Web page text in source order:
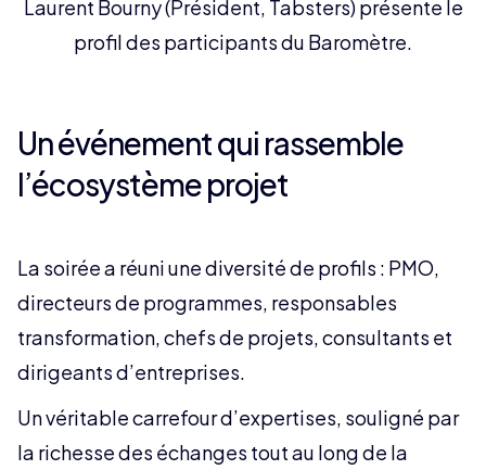
Laurent Bourny (Président, Tabsters) présente le
profil des participants du Baromètre.
Un événement qui rassemble
l’écosystème projet
La soirée a réuni une diversité de profils : PMO,
directeurs de programmes, responsables
transformation, chefs de projets, consultants et
dirigeants d’entreprises.
Un véritable carrefour d’expertises, souligné par
la richesse des échanges tout au long de la